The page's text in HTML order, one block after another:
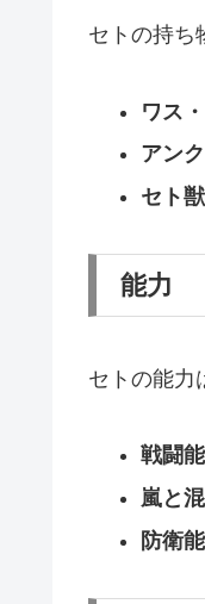
セトの持ち
ワス
アンク
セト
能力
セトの能力
戦闘
嵐と
防衛